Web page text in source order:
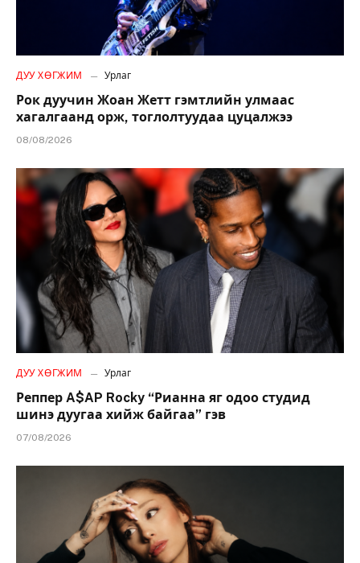
ДУУ ХӨГЖИМ Урлаг
Рок дуучин Жоан Жетт гэмтлийн улмаас
хагалгаанд орж, тоглолтуудаа цуцалжээ
08/08/2026
ДУУ ХӨГЖИМ Урлаг
Реппер A$AP Rocky “Рианна яг одоо студид
шинэ дуугаа хийж байгаа” гэв
07/08/2026